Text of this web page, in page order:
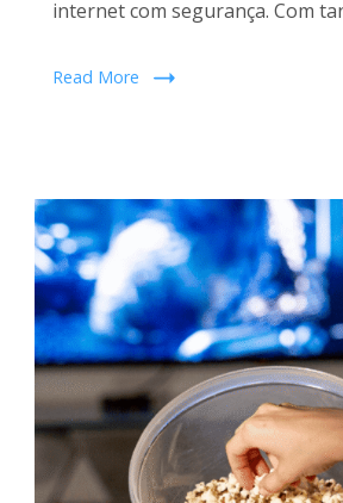
internet com segurança. Com
Read More